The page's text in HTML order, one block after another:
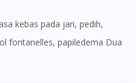
fontanelles, papiledema Dua